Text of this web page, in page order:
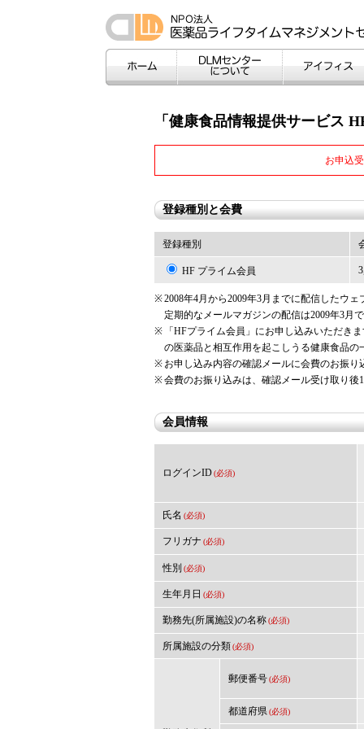
「健康食品情報提供サービス
お申込
登録種別と会費
登録種別
HF プライム会員
※2008年4月から2009年3月までに配信したウ
定期的なメールマガジンの配信は2009年3月
※
「HFプライム会員」にお申し込みいただき
の医薬品と相互作用を起こしうる健康食品
※ お申し込み内容の確認メールに会費のお振
※会費のお振り込みは、確認メール受け取り後
会員情報
ログインID(必須)
氏名 (必須)
フリガナ (必須)
性別 (必須)
生年月日 (必須)
勤務先(所属施設)の名称(必須)
所属施設の分類(必須)
郵便番号(必須)
都道府県(必須)